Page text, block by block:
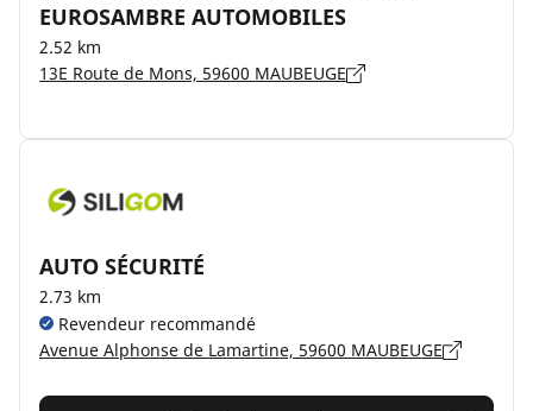
EUROSAMBRE AUTOMOBILES
2.52 km
13E Route de Mons, 59600 MAUBEUGE
AUTO SÉCURITÉ
2.73 km
Revendeur recommandé
Avenue Alphonse de Lamartine, 59600 MAUBEUGE